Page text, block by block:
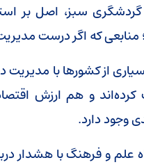
سبز، اصل بر
که اگر درست
از کشورها با
و هم ارزش
وجود دارد.
و فرهنگ با هشدار